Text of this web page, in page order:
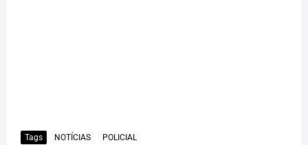
Tags NOTÍCIAS POLICIAL